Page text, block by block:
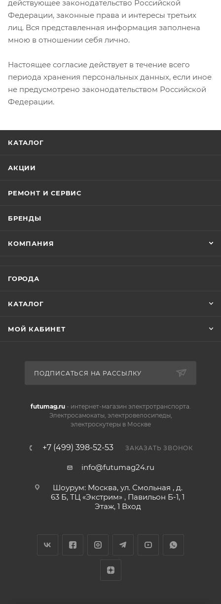
действующее законодательство Российской
Федерации, законные права и интересы третьих
лиц. Вся представленная информация заполнена
мною в отношении себя лично.
Настоящее согласие действует в течение всего
периода хранения персональных данных, если иное
не предусмотрено законодательством Российской
Федерации.
КАТАЛОГ
АКЦИИ
РЕМОНТ И СЕРВИС
БРЕНДЫ
КОМПАНИЯ
ГОРОДА
КАТАЛОГ
МОЙ КАБИНЕТ
ПОДПИСАТЬСЯ НА РАССЫЛКУ
futumag.ru- интернет-магазин электротранспорта.
Электросамокаты, электровелосипеды,
электроскутеры в Москве
+7 (499) 398-52-53 ЗАКАЗАТЬ ЗВОНОК
info@futumag24.ru
Шоурум: Москва, ул. Смольная , д.
63 Б, ТЦ «Экстрим» , Павильон Б-1, 1
Этаж, 1 Вход